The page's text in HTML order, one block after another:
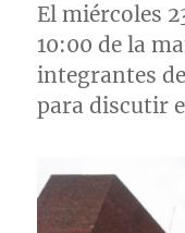
El miércoles
10:00 de la
integrantes
para discutir